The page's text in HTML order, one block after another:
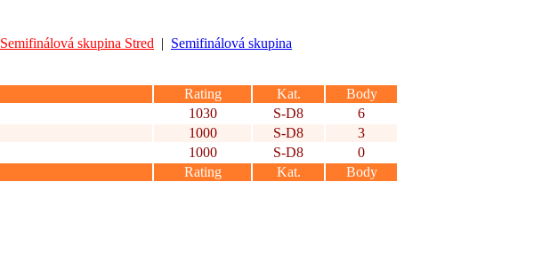
Semifinálová skupina Stred | Semifinálová skupina
Rating Kat.
Body
1030 S-D8
6
1000 S-D8
3
1000 S-D8
0
Rating Kat. Body